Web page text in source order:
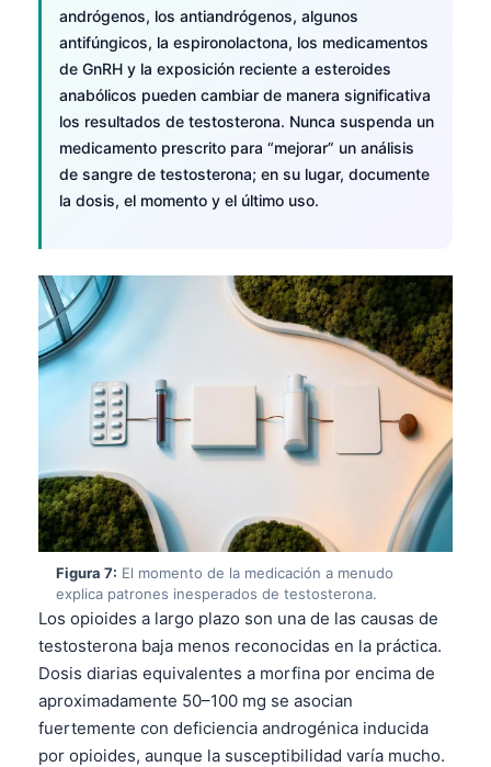
andrógenos, los antiandrógenos, algunos
antifúngicos, la espironolactona, los medicamentos
de GnRH y la exposición reciente a esteroides
anabólicos pueden cambiar de manera significativa
los resultados de testosterona. Nunca suspenda un
medicamento prescrito para “mejorar” un análisis
de sangre de testosterona; en su lugar, documente
la dosis, el momento y el último uso.
Figura 7: El momento de la medicación a menudo
explica patrones inesperados de testosterona.
Los opioides a largo plazo son una de las causas de
testosterona baja menos reconocidas en la práctica.
Dosis diarias equivalentes a morfina por encima de
aproximadamente 50–100 mg se asocian
fuertemente con deficiencia androgénica inducida
por opioides, aunque la susceptibilidad varía mucho.
Tiếng Việt
Tagalog
ဗမာစာ
Kiswahili
አማርኛ
Українська
O‘zbekcha
Català
Қазақ тілі
Suomi
Hrvatski
كوردی‎
سنڌي
සිංහල
অসমীয়া
Galego